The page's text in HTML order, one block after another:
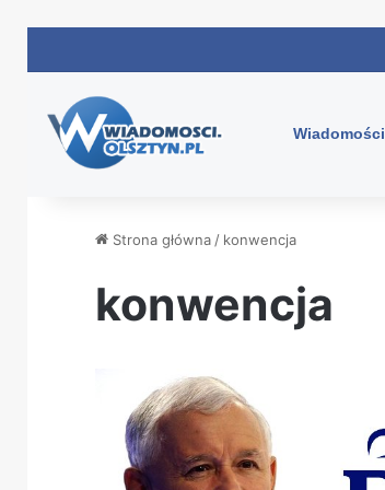
Wiadomości
Strona główna / konwencja
konwencja